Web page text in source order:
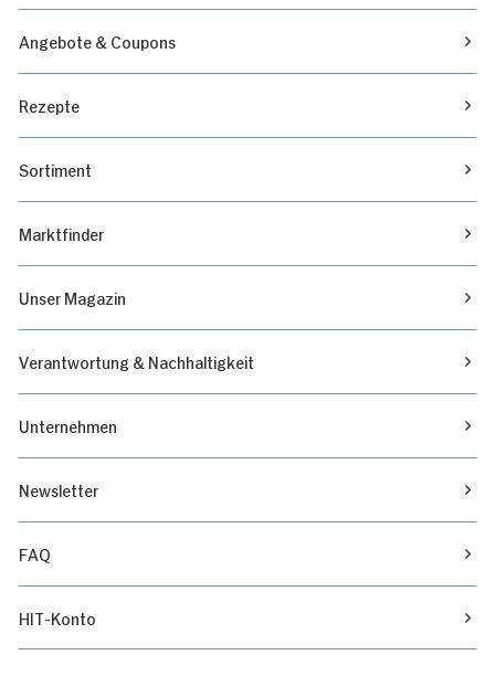
Angebote & Coupons
Rezepte
Sortiment
Marktfinder
Unser Magazin
Verantwortung & Nachhaltigkeit
Unternehmen
Newsletter
FAQ
HIT-Konto